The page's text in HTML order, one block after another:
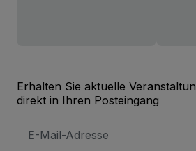
Erhalten Sie aktuelle
direkt in Ihren Posteingang
Mail-